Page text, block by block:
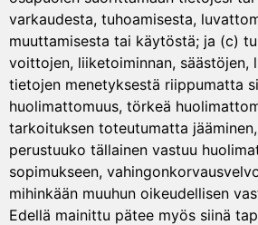
varkaudesta, tuhoamisesta,
muuttamisesta tai käytöstä; ja (c)
voittojen, liiketoiminnan, säästöjen,
tietojen menetyksestä riippumatta
huolimattomuus, törkeä
tarkoituksen toteutumatta
perustuuko tällainen vastuu
sopimukseen,
mihinkään muuhun oikeudellisen
Edellä mainittu pätee myös siinä